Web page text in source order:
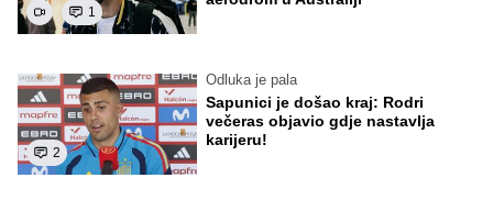
1
2
Odluka je pala
Sapunici je došao kraj: Rodri
večeras objavio gdje nastavlja
karijeru!